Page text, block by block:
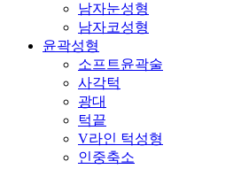
남자눈성형
남자코성형
윤곽성형
소프트윤곽술
사각턱
광대
턱끝
V라인 턱성형
인중축소